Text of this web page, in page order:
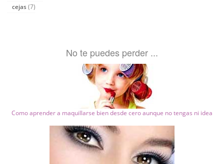
cejas (7)
No te puedes perder ...
Como aprender a maquillarse bien desde cero aunque no tengas ni idea